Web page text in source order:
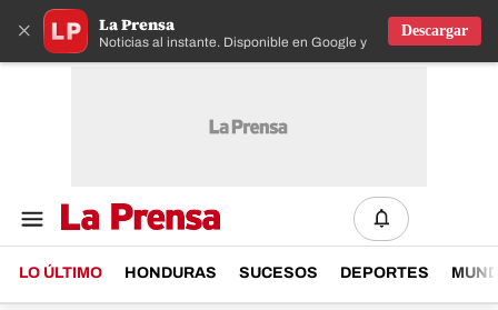
× La Prensa
Noticias al instante. Disponible en Google y IOS
Descargar
LO ÚLTIMO HONDURAS SUCESOS DEPORTES